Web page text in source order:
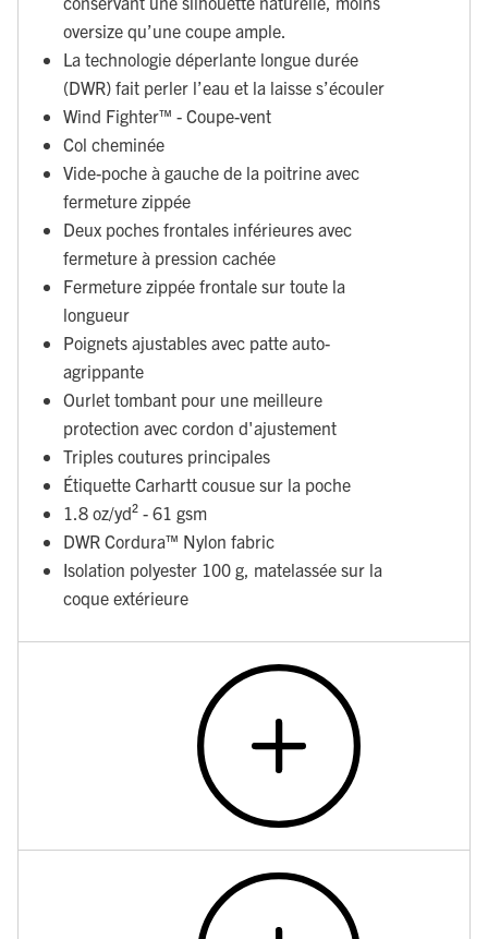
oversize qu’une coupe ample.
La technologie déperlante longue durée
(DWR) fait perler l’eau et la laisse s’écouler
Wind Fighter™ - Coupe-vent
Col cheminée
Vide-poche à gauche de la poitrine avec
fermeture zippée
Deux poches frontales inférieures avec
fermeture à pression cachée
Fermeture zippée frontale sur toute la
longueur
Poignets ajustables avec patte auto-
agrippante
Ourlet tombant pour une meilleure
protection avec cordon d'ajustement
Triples coutures principales
Étiquette Carhartt cousue sur la poche
1.8 oz/yd² - 61 gsm
DWR Cordura™ Nylon fabric
Isolation polyester 100 g, matelassée sur la
coque extérieure